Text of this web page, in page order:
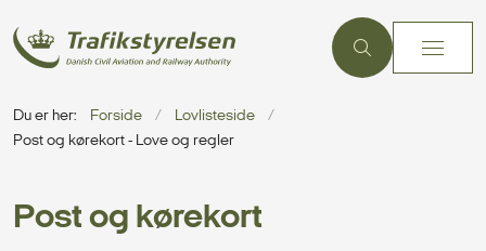
Du er her: Forside
Lovlisteside
Post og kørekort - Love og regler
Post og kørekort